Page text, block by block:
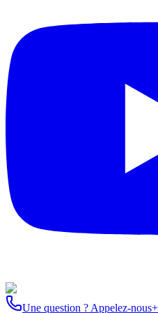
Une question ? Appelez-nous